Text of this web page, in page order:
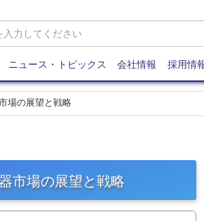
ニュース・トピックス 会社情報 採用情
場の展望と戦略
市場の展望と戦略